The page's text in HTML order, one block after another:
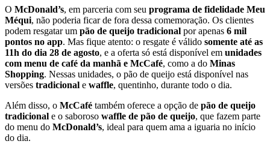
O McDonald’s, em parceria com seu programa de fidelidade Meu
Méqui, não poderia ficar de fora dessa comemoração. Os clientes
podem resgatar um pão de queijo tradicional por apenas 6 mil
pontos no app. Mas fique atento: o resgate é válido somente até as
11h do dia 28 de agosto, e a oferta só está disponível em unidades
com menu de café da manhã e McCafé, como a do Minas
Shopping. Nessas unidades, o pão de queijo está disponível nas
versões tradicional e waffle, quentinho, durante todo o dia.
Além disso, o McCafé também oferece a opção de pão de queijo
tradicional e o saboroso waffle de pão de queijo, que fazem parte
do menu do McDonald’s, ideal para quem ama a iguaria no início
do dia.